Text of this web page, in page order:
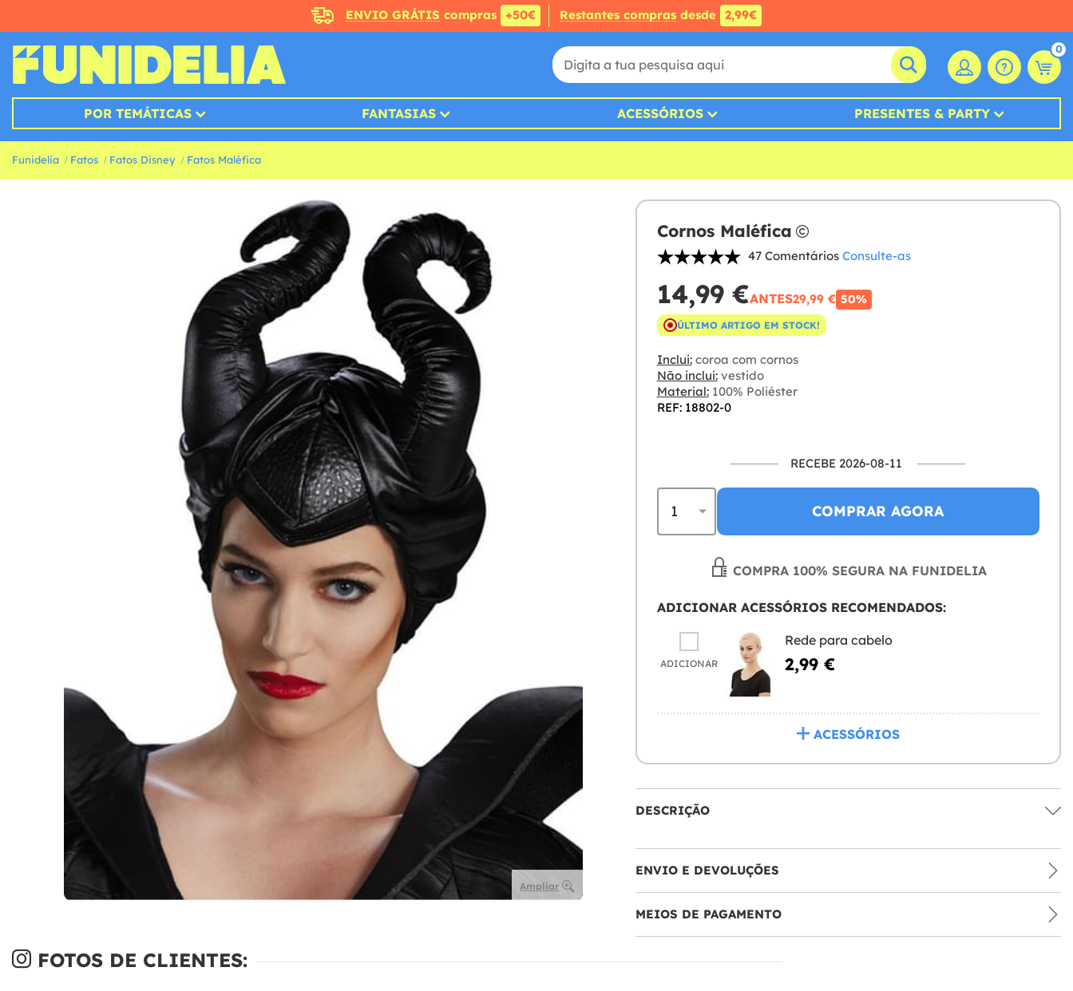
ENVIO GRÁTIS compras +50€ Restantes compras desde 2,99€
0
POR TEMÁTICAS FANTASIAS ACESSÓRIOS PRESENTES & PARTY
Funidelia Fatos Fatos Disney Fatos Maléfica
Ampliar
Cornos Maléfica
47 Comentários Consulte-as
14,99 €ANTES29,99 € 50%
ÚLTIMO ARTIGO EM STOCK!
Inclui:coroa com cornos
Não inclui:vestido
Material:100% Poliéster
REF: 18802-0
RECEBE 2026-08-11
COMPRAR AGORA
COMPRA 100% SEGURA NA FUNIDELIA
ADICIONAR ACESSÓRIOS RECOMENDADOS:
ADICIONAR
Rede para cabelo
2,99 €
ACESSÓRIOS
DESCRIÇÃO
ENVIO E DEVOLUÇÕES
MEIOS DE PAGAMENTO
FOTOS DE CLIENTES: